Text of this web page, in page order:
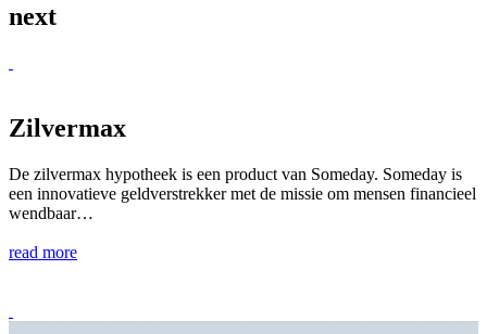
next
Zilvermax
De zilvermax hypotheek is een product van Someday. Someday is
een innovatieve geldverstrekker met de missie om mensen financieel
wendbaar…
read more